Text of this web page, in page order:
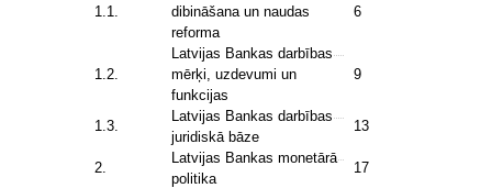
1.1.
dibināšana un naudas
reforma
6
1.2.
Latvijas Bankas darbības
mērķi, uzdevumi un
funkcijas
9
1.3.
Latvijas Bankas darbības
juridiskā bāze
13
2.
Latvijas Bankas monetārā
politika
17